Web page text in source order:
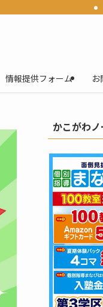
情報提供フォーム お
かこがわ